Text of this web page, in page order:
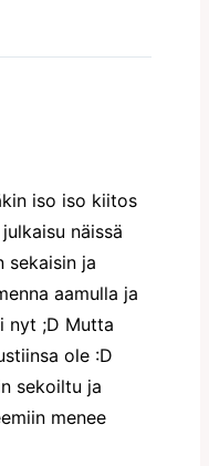
iso iso kiitos
näissä
sekaisin ja
aamulla ja
nyt ;D Mutta
ole :D
sekoiltu ja
menee